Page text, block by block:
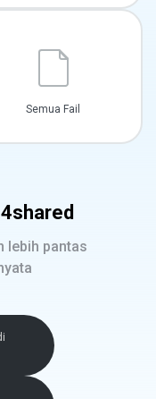
Semua Fail
lebih pantas